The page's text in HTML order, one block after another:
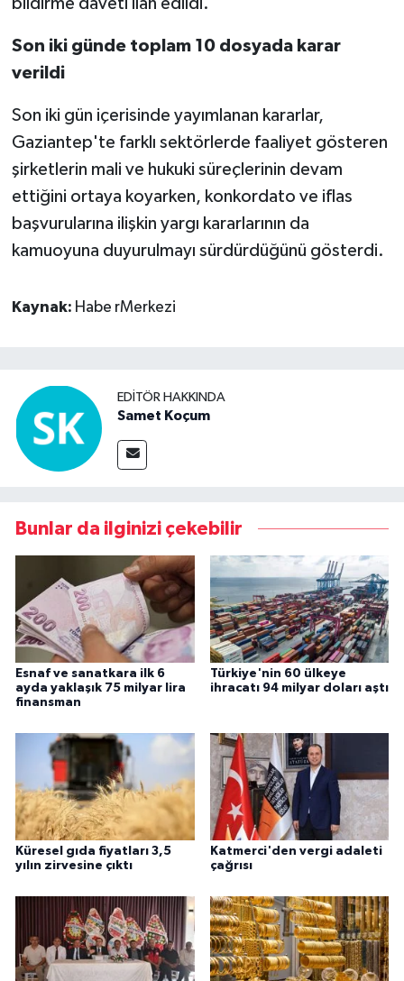
Son iki günde toplam 10 dosyada karar
verildi
Son iki gün içerisinde yayımlanan kararlar,
Gaziantep'te farklı sektörlerde faaliyet gösteren
şirketlerin mali ve hukuki süreçlerinin devam
ettiğini ortaya koyarken, konkordato ve iflas
başvurularına ilişkin yargı kararlarının da
kamuoyuna duyurulmayı sürdürdüğünü gösterdi.
Kaynak: Habe rMerkezi
EDITÖR HAKKINDA
Samet Koçum
Bunlar da ilginizi çekebilir
Esnaf ve sanatkara ilk 6
ayda yaklaşık 75 milyar lira
finansman
Türkiye'nin 60 ülkeye
ihracatı 94 milyar doları aştı
Küresel gıda fiyatları 3,5
yılın zirvesine çıktı
Katmerci'den vergi adaleti
çağrısı